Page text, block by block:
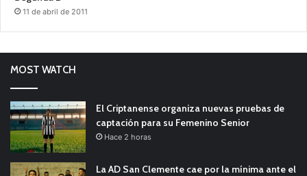
11 de abril de 2011
MOST WATCH
El Criptanense organiza nuevas pruebas de
captación para su Femenino Senior
Hace 2 horas
La AD San Clemente cae por la mínima ante el